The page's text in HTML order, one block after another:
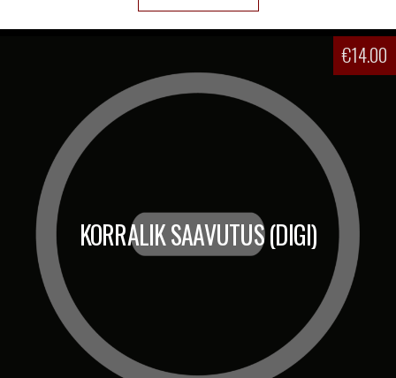
€14.00
KORRALIK SAAVUTUS (DIGI)